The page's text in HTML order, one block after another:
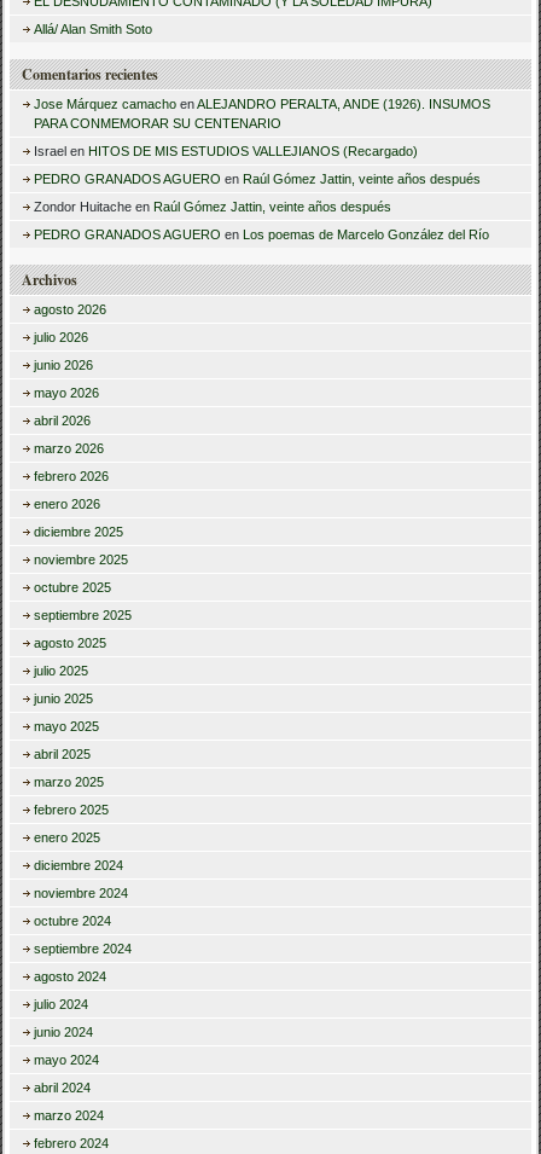
Allá/ Alan Smith Soto
Comentarios recientes
Jose Márquez camacho enALEJANDRO PERALTA, ANDE (1926). INSUMOS
PARA CONMEMORAR SU CENTENARIO
Israel en HITOS DE MIS ESTUDIOS VALLEJIANOS (Recargado)
PEDRO GRANADOS AGUERO en Raúl Gómez Jattin, veinte años después
Zondor Huitache en Raúl Gómez Jattin, veinte años después
PEDRO GRANADOS AGUERO en Los poemas de Marcelo González del Río
Archivos
agosto 2026
julio 2026
junio 2026
mayo 2026
abril 2026
marzo 2026
febrero 2026
enero 2026
diciembre 2025
noviembre 2025
octubre 2025
septiembre 2025
agosto 2025
julio 2025
junio 2025
mayo 2025
abril 2025
marzo 2025
febrero 2025
enero 2025
diciembre 2024
noviembre 2024
octubre 2024
septiembre 2024
agosto 2024
julio 2024
junio 2024
mayo 2024
abril 2024
marzo 2024
febrero 2024